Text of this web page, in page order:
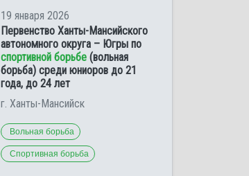
19 января 2026
Первенство Ханты-Мансийского
автономного округа – Югры по
спортивной борьбе (вольная
борьба) среди юниоров до 21
года, до 24 лет
г. Ханты-Мансийск
Вольная борьба
Спортивная борьба